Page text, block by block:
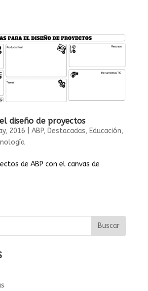
diseño de proyectos
2016 ABP, Destacadas, Educación,
de ABP con el canvas de